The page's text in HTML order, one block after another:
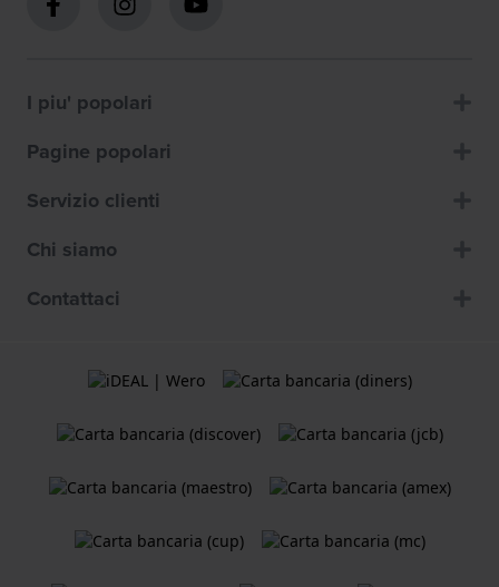
I piu' popolari
Pagine popolari
Servizio clienti
Chi siamo
Contattaci